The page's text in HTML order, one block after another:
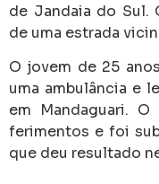
de Jandaia do Sul.
de uma estrada
O jovem de 25
uma ambulância e
em Mandaguari.
ferimentos e foi
que deu resultado